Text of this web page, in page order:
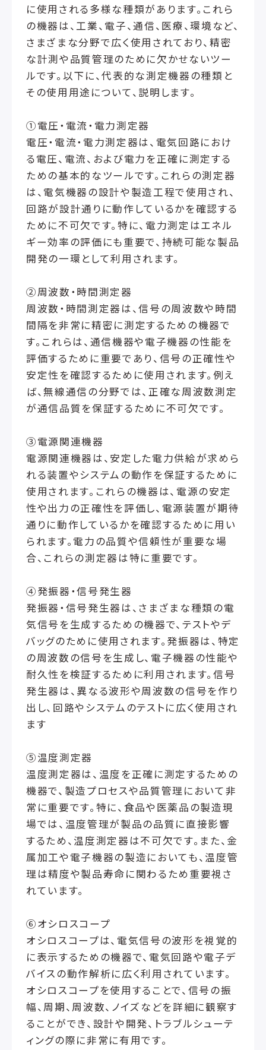
に使用される多様な種類があります。これら
の機器は、工業、電子、通信、医療、環境など、
さまざまな分野で広く使用されており、精密
な計測や品質管理のために欠かせないツー
ルです。以下に、代表的な測定機器の種類と
その使用用途について、説明します。
①電圧・電流・電力測定器
電圧・電流・電力測定器は、電気回路におけ
る電圧、電流、および電力を正確に測定する
ための基本的なツールです。これらの測定器
は、電気機器の設計や製造工程で使用され、
回路が設計通りに動作しているかを確認する
ために不可欠です。特に、電力測定はエネル
ギー効率の評価にも重要で、持続可能な製品
開発の一環として利用されます。
②周波数・時間測定器
周波数・時間測定器は、信号の周波数や時間
間隔を非常に精密に測定するための機器で
す。これらは、通信機器や電子機器の性能を
評価するために重要であり、信号の正確性や
安定性を確認するために使用されます。例え
ば、無線通信の分野では、正確な周波数測定
が通信品質を保証するために不可欠です。
③電源関連機器
電源関連機器は、安定した電力供給が求めら
れる装置やシステムの動作を保証するために
使用されます。これらの機器は、電源の安定
性や出力の正確性を評価し、電源装置が期待
通りに動作しているかを確認するために用い
られます。電力の品質や信頼性が重要な場
合、これらの測定器は特に重要です。
④発振器・信号発生器
発振器・信号発生器は、さまざまな種類の電
気信号を生成するための機器で、テストやデ
バッグのために使用されます。発振器は、特定
の周波数の信号を生成し、電子機器の性能や
耐久性を検証するために利用されます。信号
発生器は、異なる波形や周波数の信号を作り
出し、回路やシステムのテストに広く使用され
ます
⑤温度測定器
温度測定器は、温度を正確に測定するための
機器で、製造プロセスや品質管理において非
常に重要です。特に、食品や医薬品の製造現
場では、温度管理が製品の品質に直接影響
するため、温度測定器は不可欠です。また、金
属加工や電子機器の製造においても、温度管
理は精度や製品寿命に関わるため重要視さ
れています。
⑥オシロスコープ
オシロスコープは、電気信号の波形を視覚的
に表示するための機器で、電気回路や電子デ
バイスの動作解析に広く利用されています。
オシロスコープを使用することで、信号の振
幅、周期、周波数、ノイズなどを詳細に観察す
ることができ、設計や開発、トラブルシューテ
ィングの際に非常に有用です。